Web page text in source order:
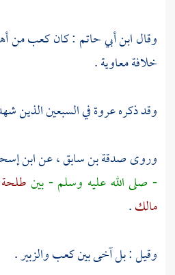
وقالابن أبي حاتم : كانكعبمن
خلافةمعاوية.
وقد ذكرهعروةفي السبعين الذين
وروىصدقة بن سابق، عنابن
- صلى الله عليه وسلم - بين
مالك.
وقيل : بل آخى بينكعبوالزبير.